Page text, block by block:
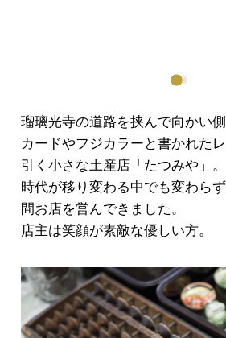
瑠璃光寺の道路を挟んで向かい
カードやフジカラーと書かれた
引く小さな土産店「たつみや」。
時代が移り変わる中でも変わら
間お店を営んできました。
店主は笑顔が素敵な優しい方。